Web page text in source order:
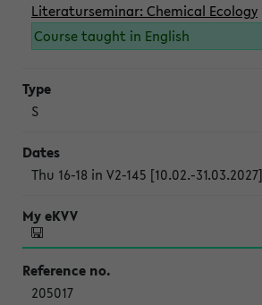
Literaturseminar: Chemical Ecology
Course taught in English
S
Thu 16-18 in V2-145 [10.02.-31.03.2027]
205017